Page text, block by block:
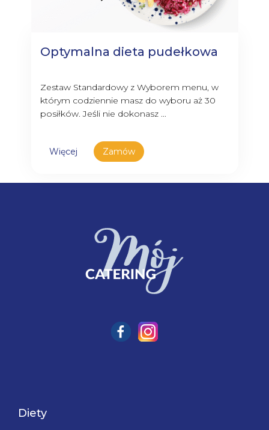
Optymalna dieta pudełkowa
Zestaw Standardowy z Wyborem menu, w
którym codziennie masz do wyboru aż 30
posiłków. Jeśli nie dokonasz ...
Więcej Zamów
Diety